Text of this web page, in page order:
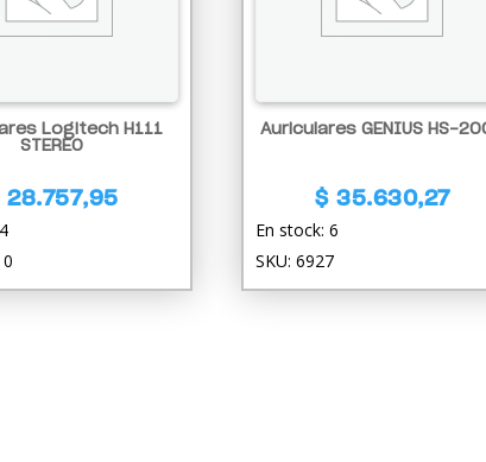
Logitech H111
STEREO
28.757,95
Auriculares GENIUS HS-
$35.630,27
En stock: 6
SKU: 6927